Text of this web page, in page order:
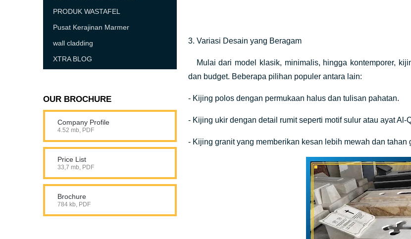
3. Variasi Desain yang Beragam
Mulai dari model klasik, minimalis, hingga kontemporer,
dan budget. Beberapa pilihan populer antara lain:
- Kijing polos dengan permukaan halus dan tulisan pahatan.
- Kijing ukir dengan detail rumit seperti motif sulur atau ayat Al-
- Kijing granit yang memberikan kesan lebih mewah dan tahan
PRODUK WASTAFEL
Pusat Kerajinan Marmer
wall cladding
XTRA BLOG
OUR BROCHURE
Company Profile
4.52 mb, PDF
Price List
33,7 mb, PDF
Brochure
784 kb, PDF